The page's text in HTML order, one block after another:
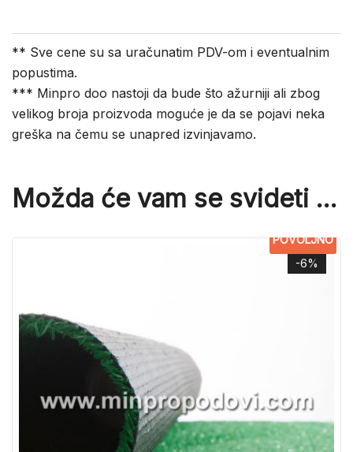
** Sve cene su sa uračunatim PDV-om i eventualnim
popustima.
*** Minpro doo nastoji da bude što ažurniji ali zbog
velikog broja proizvoda moguće je da se pojavi neka
greška na čemu se unapred izvinjavamo.
Možda će vam se svideti …
-6%
POVOLJNO